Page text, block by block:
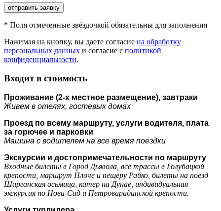
отправить заявку
* Поля отмеченные звёздочкой обязательны для заполнения
Нажимая на кнопку, вы даете согласие на обработку
персональных данных и согласие с политикой
конфиденциальности.
Входит в стоимость
Проживание (2-х местное размещение), завтраки
Живем в отелях, гостевых домах
Проезд по всему маршруту, услуги водителя, плата
за горючее и парковки
Машина с водителем на все время поездки
Экскурсии и достопримечательности по маршруту
Входные билеты в Город Дьявола, все трассы в Голубацкой
крепости, маршрут Плоче и пещеру Райко, билеты на поезд
Шарганская осьмица, катер на Дунае, индивидуальная
экскурсия по Нови-Сад и Петроварадинской крепости.